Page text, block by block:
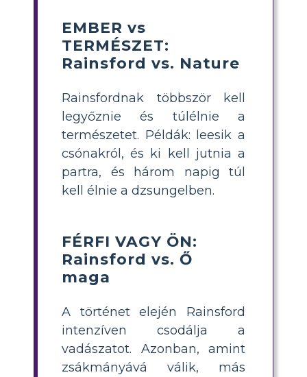
EMBER vs
TERMÉSZET:
Rainsford vs. Nature
Rainsfordnak többször kell
legyőznie és túlélnie a
természetet. Példák: leesik a
csónakról, és ki kell jutnia a
partra, és három napig túl
kell élnie a dzsungelben.
FÉRFI VAGY ÖN:
Rainsford vs. Ő
maga
A történet elején Rainsford
intenzíven csodálja a
vadászatot. Azonban, amint
zsákmányává válik, más